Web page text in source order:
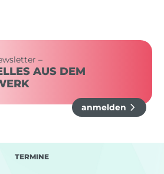
–
AUS DEM
anmelden
TERMINE